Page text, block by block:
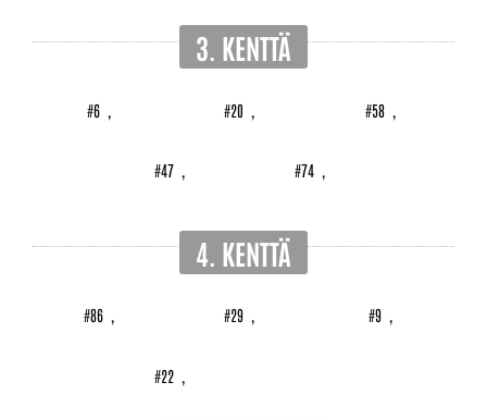
3. KENTTÄ
#6 #20 #58
#47 #74
4. KENTTÄ
#86 #29 #9
#22